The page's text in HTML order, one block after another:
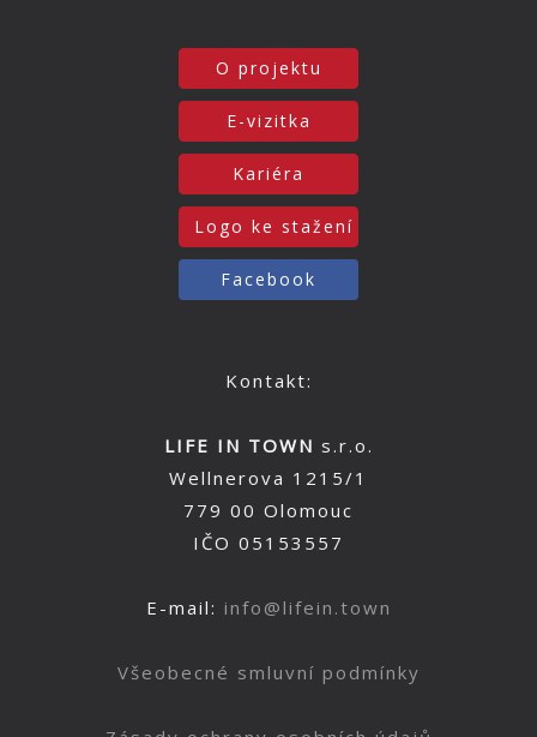
O projektu
E-vizitka
Kariéra
Logo ke stažení
Facebook
Kontakt:
LIFE IN TOWN s.r.o.
Wellnerova 1215/1
779 00 Olomouc
IČO 05153557
E-mail: info@lifein.town
Všeobecné smluvní podmínky